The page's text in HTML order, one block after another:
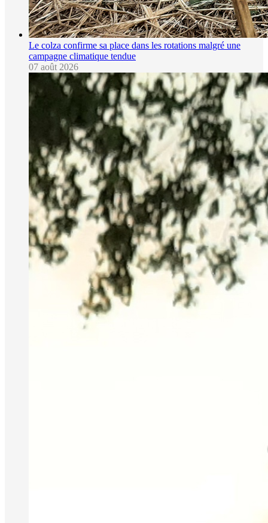
Le colza confirme sa place dans les rotations malgré une
campagne climatique tendue
07 août 2026